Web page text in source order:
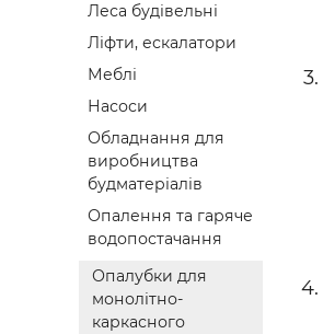
Леса будівельні
Ліфти, ескалатори
Меблі
Насоси
Обладнання для
виробництва
будматеріалів
Опалення та гаряче
водопостачання
Опалубки для
монолітно-
каркасного